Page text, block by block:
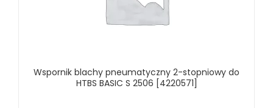
SPRĘŻARKI I NARZĘDZIA PNEUMATYCZNE
KOSZT DOSTAWY
Wspornik blachy pneumatyczny 2-stopniowy do
HTBS BASIC S 2506 [4220571]